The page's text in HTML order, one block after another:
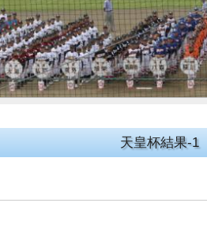
天皇杯結果-1